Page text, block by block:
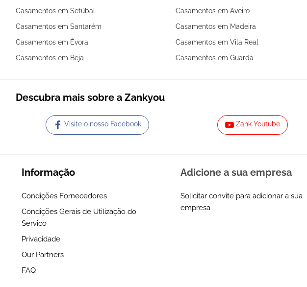
Casamentos em Setúbal
Casamentos em Aveiro
Casamentos em Santarém
Casamentos em Madeira
Casamentos em Évora
Casamentos em Vila Real
Casamentos em Beja
Casamentos em Guarda
Descubra mais sobre a Zankyou
Visite o nosso Facebook Zank Youtube
Informação
Condições Fornecedores
Condições Gerais de Utilização do
Serviço
Privacidade
Our Partners
FAQ
Adicione a sua empresa
Solicitar convite para adicionar a sua
empresa